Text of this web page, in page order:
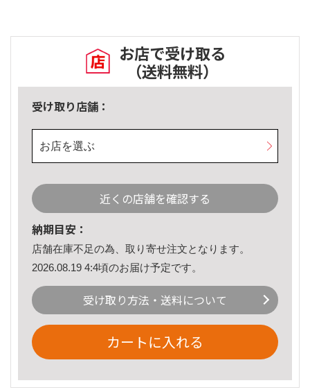
お店で受け取る
（送料無料）
受け取り店舗：
お店を選ぶ
近くの店舗を確認する
納期目安：
店舗在庫不足の為、取り寄せ注文となります。
2026.08.19 4:4頃のお届け予定です。
受け取り方法・送料について
カートに入れる